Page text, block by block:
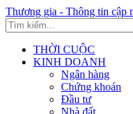
Thương gia - Thông tin cập
THỜI CUỘC
KINH DOANH
Ngân hàng
Chứng khoán
Đầu tư
Nhà đất